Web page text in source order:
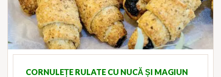
CORNULEȚE RULATE CU NUCĂ ȘI MAGIUN